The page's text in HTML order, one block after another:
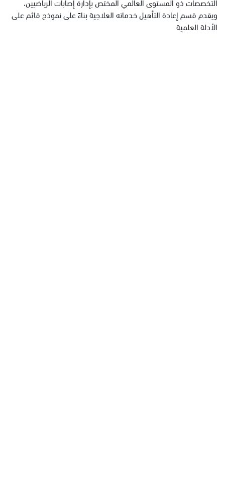
ويقدم قسم إعادة التأهيل خدماته العلاجية بناءً على نموذج قائم على
الأدلة العلمية